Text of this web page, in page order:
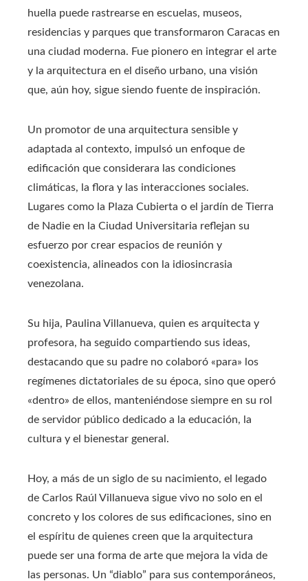
huella puede rastrearse en escuelas, museos,
residencias y parques que transformaron Caracas en
una ciudad moderna. Fue pionero en integrar el arte
y la arquitectura en el diseño urbano, una visión
que, aún hoy, sigue siendo fuente de inspiración.
Un promotor de una arquitectura sensible y
adaptada al contexto, impulsó un enfoque de
edificación que considerara las condiciones
climáticas, la flora y las interacciones sociales.
Lugares como la Plaza Cubierta o el jardín de Tierra
de Nadie en la Ciudad Universitaria reflejan su
esfuerzo por crear espacios de reunión y
coexistencia, alineados con la idiosincrasia
venezolana.
Su hija, Paulina Villanueva, quien es arquitecta y
profesora, ha seguido compartiendo sus ideas,
destacando que su padre no colaboró «para» los
regímenes dictatoriales de su época, sino que operó
«dentro» de ellos, manteniéndose siempre en su rol
de servidor público dedicado a la educación, la
cultura y el bienestar general.
Hoy, a más de un siglo de su nacimiento, el legado
de Carlos Raúl Villanueva sigue vivo no solo en el
concreto y los colores de sus edificaciones, sino en
el espíritu de quienes creen que la arquitectura
puede ser una forma de arte que mejora la vida de
las personas. Un “diablo” para sus contemporáneos,